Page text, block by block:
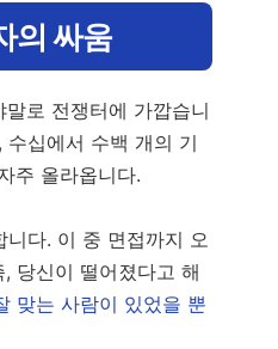
의 싸움
로 전쟁터에 가깝습니
십에서 수백 개의 기
주 올라옵니다.
다. 이 중 면접까지 오
당신이 떨어졌다고 해
맞는 사람이 있었을 뿐